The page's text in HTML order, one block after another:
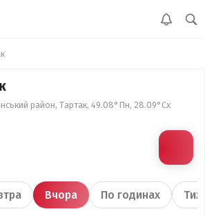
район, Тартак, 49.08°Пн, 28.09°Сх
Вчора По годинах